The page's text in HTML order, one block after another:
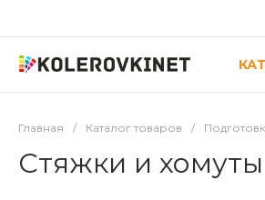
Главная / Каталог товаров /
Стяжки и хомуты